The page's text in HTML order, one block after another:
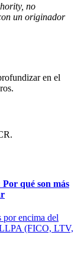
no
un originador
en el
qué son más
por encima del
(FICO, LTV,